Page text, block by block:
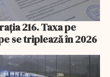
216. Taxa pe
se triplează în 2026